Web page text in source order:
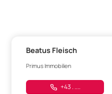
Beatus Fleisch
Primus Immobilien
+43 . ....